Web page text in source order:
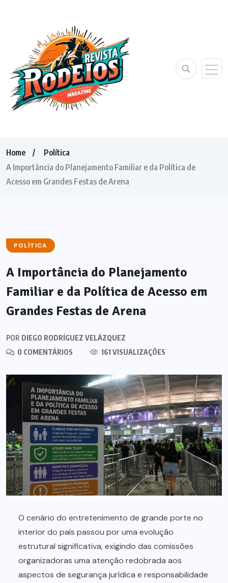
Home
Política
A Importância do Planejamento Familiar e da Política de
Acesso em Grandes Festas de Arena
POLÍTICA
A Importância do Planejamento
Familiar e da Política de Acesso em
Grandes Festas de Arena
POR DIEGO RODRÍGUEZ VELÁZQUEZ
0 COMENTÁRIOS
161 VISUALIZAÇÕES
O cenário do entretenimento de grande porte no
interior do país passou por uma evolução
estrutural significativa, exigindo das comissões
organizadoras uma atenção redobrada aos
aspectos de segurança jurídica e responsabilidade